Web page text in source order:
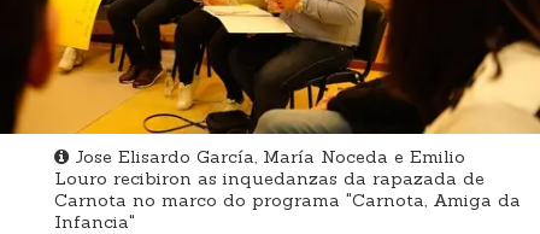
Jose Elisardo García, María Noceda e Emilio
Louro recibiron as inquedanzas da rapazada de
Carnota no marco do programa "Carnota, Amiga da
Infancia"